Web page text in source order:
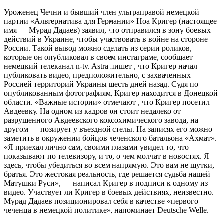
Уроженец Чечни и бывший член ультраправой немецкой
партии «Альтернатива для Германии» Ноа Кригер (настоящее
имя — Мурад Дадаев) заявил, что отправился в зону боевых
действий в Украине, чтобы участвовать в войне на стороне
России. Такой вывод можно сделать из серии роликов,
которые он опубликовал в своем инстаграме, сообщает
немецкий телеканал n-tv. Astra пишет , что Кригер начал
публиковать видео, предположительно, с захваченных
Россией территорий Украины шесть дней назад. Судя по
опубликованным фотографиям, Кригер находится в Донецкой
области. «Важные истории» отмечают , что Кригер посетил
Авдеевку. На одном из кадров он стоит недалеко от
разрушенного Авдеевского коксохимического завода, на
другом — позирует у въездной стелы. На записях его можно
заметить в окружении бойцов чеченского батальона «Ахмат».
«Я приехал лично сам, своими глазами увидел то, что
показывают по телевизору, и то, о чем молчат в новостях. Я
здесь, чтобы убедиться во всем напрямую. Это вам не шутки,
братья. Это жестокая реальность, где решается судьба нашей
Матушки Руси», — написал Кригер в подписи к одному из
видео. Участвует ли Кригер в боевых действиях, неизвестно.
Мурад Дадаев позиционировал себя в качестве «первого
чеченца в немецкой политике», напоминает Deutsche Welle.